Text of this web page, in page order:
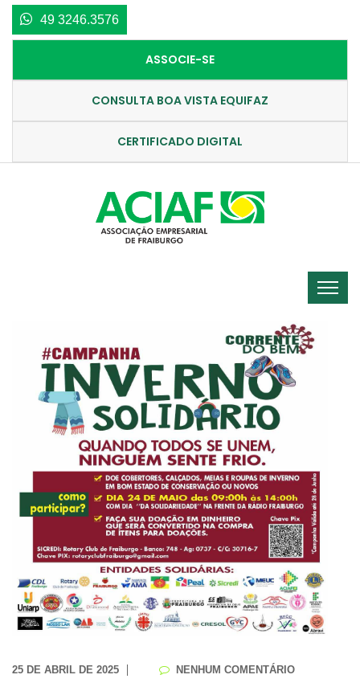
49 3246.3576
ASSOCIE-SE
CONSULTA BOA VISTA EQUIFAZ
CERTIFICADO DIGITAL
25 DE ABRIL DE 2025 NENHUM COMENTÁRIO